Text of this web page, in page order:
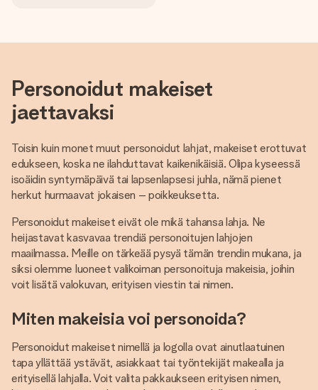
Personoidut makeiset
jaettavaksi
Toisin kuin monet muut personoidut lahjat, makeiset erottuvat
edukseen, koska ne ilahduttavat kaikenikäisiä. Olipa kyseessä
isoäidin syntymäpäivä tai lapsenlapsesi juhla, nämä pienet
herkut hurmaavat jokaisen – poikkeuksetta.
Personoidut makeiset eivät ole mikä tahansa lahja. Ne
heijastavat kasvavaa trendiä personoitujen lahjojen
maailmassa. Meille on tärkeää pysyä tämän trendin mukana, ja
siksi olemme luoneet valikoiman personoituja makeisia, joihin
voit lisätä valokuvan, erityisen viestin tai nimen.
Miten makeisia voi personoida?
Personoidut makeiset nimellä ja logolla ovat ainutlaatuinen
tapa yllättää ystävät, asiakkaat tai työntekijät makealla ja
erityisellä lahjalla. Voit valita pakkaukseen erityisen nimen,